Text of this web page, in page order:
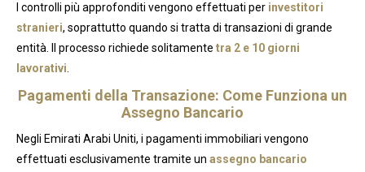
I controlli più approfonditi vengono effettuati per investitori
stranieri, soprattutto quando si tratta di transazioni di grande
entità. Il processo richiede solitamente tra 2 e 10 giorni
lavorativi.
Pagamenti della Transazione: Come Funziona un
Assegno Bancario
Negli Emirati Arabi Uniti, i pagamenti immobiliari vengono
effettuati esclusivamente tramite un assegno bancario